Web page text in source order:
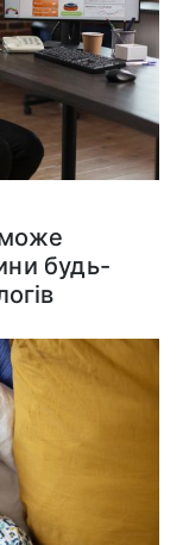
будь-